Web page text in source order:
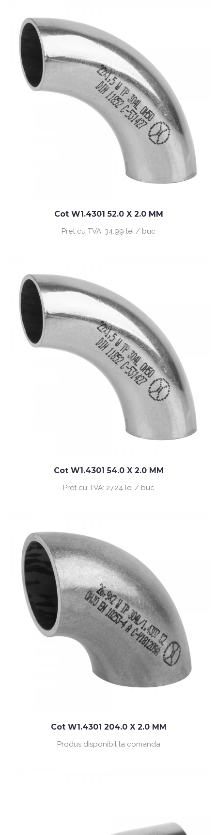
Cot W1.4301 52.0 X 2.0 MM
Pret cu TVA: 34.99 lei / buc
Cot W1.4301 54.0 X 2.0 MM
Pret cu TVA: 27.24 lei / buc
Cot W1.4301 204.0 X 2.0 MM
Produs disponibil la comanda